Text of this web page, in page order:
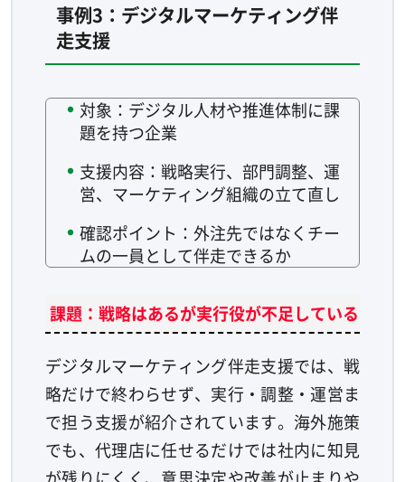
事例3：デジタルマーケティング伴
走支援
対象：デジタル人材や推進体制に課
題を持つ企業
支援内容：戦略実行、部門調整、運
営、マーケティング組織の立て直し
確認ポイント：外注先ではなくチー
ムの一員として伴走できるか
課題：戦略はあるが実行役が不足している
デジタルマーケティング伴走支援では、戦
略だけで終わらせず、実行・調整・運営ま
で担う支援が紹介されています。海外施策
でも、代理店に任せるだけでは社内に知見